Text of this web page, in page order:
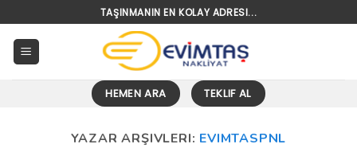
to
content
TAŞINMANIN EN KOLAY ADRESI...
HEMEN ARA TEKLIF AL
YAZAR ARŞIVLERI: EVIMTASPNL